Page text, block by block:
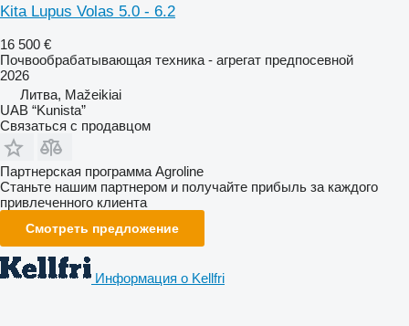
Kita Lupus Volas 5.0 - 6.2
16 500 €
Почвообрабатывающая техника - агрегат предпосевной
2026
Литва, Mažeikiai
UAB “Kunista”
Связаться с продавцом
Партнерская программа Agroline
Станьте нашим партнером и получайте прибыль за каждого
привлеченного клиента
Смотреть предложение
Информация о Kellfri